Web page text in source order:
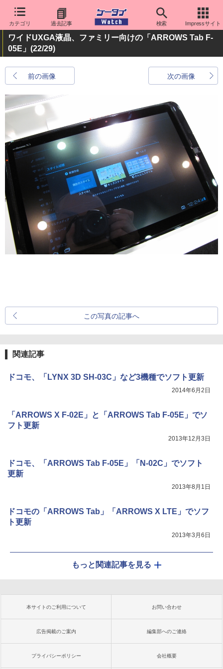
カテゴリ 過去記事 検索 Impressサイト
ワイドUXGA液晶、ファミリー向けの「ARROWS Tab F-
05E」 (22/29)
前の画像 次の画像
この写真の記事へ
関連記事
ドコモ、「LYNX 3D SH-03C」など3機種でソフト更新
2014年6月2日
「ARROWS X F-02E」と「ARROWS Tab F-05E」でソ
フト更新
2013年12月3日
ドコモ、「ARROWS Tab F-05E」「N-02C」でソフト
更新
2013年8月1日
ドコモの「ARROWS Tab」「ARROWS X LTE」でソフ
ト更新
2013年3月6日
もっと関連記事を見る
本サイトのご利用について お問い合わせ
広告掲載のご案内 編集部へのご連絡
プライバシーポリシー 会社概要